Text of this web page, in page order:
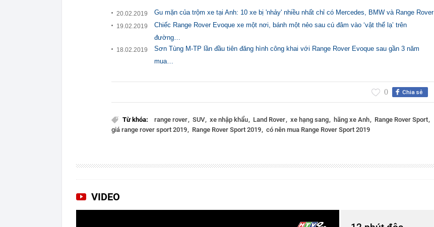
20.02.2019 Gu mặn của trộm xe tại Anh: 10 xe bị 'nhảy' nhiều nhất chỉ có Mercedes, BMW và Range Rover
19.02.2019
Chiếc Range Rover Evoque xe một nơi, bánh một nẻo sau cú đâm vào ‘vật thể lạ’ trên
đường…
18.02.2019
Sơn Tùng M-TP lần đầu tiên đăng hình công khai với Range Rover Evoque sau gần 3 năm
mua…
Chia sẻ
0
Từ khóa: range rover SUV xe nhập khẩu Land Rover xe hạng sang hãng xe Anh Range Rover Sport
giá range rover sport 2019 Range Rover Sport 2019 có nên mua Range Rover Sport 2019
VIDEO